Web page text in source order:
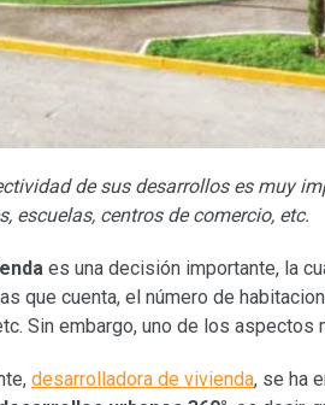
de sus desarrollos es muy
escuelas, centros de comercio, etc.
es una decisión importante, la
que cuenta, el número de
Sin embargo, uno de los
desarrolladora de vivienda, se ha